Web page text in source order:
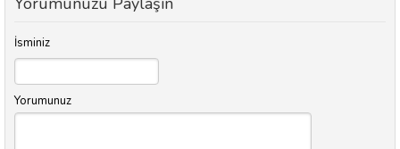
İsminiz
Yorumunuz